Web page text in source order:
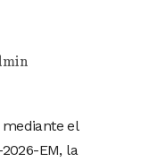
mediante el
EM, la